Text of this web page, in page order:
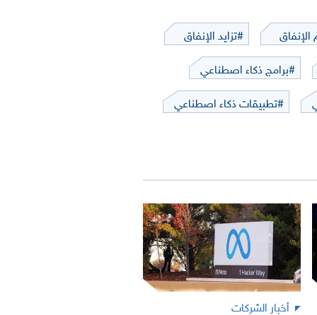
#تزايد الإنفاق
#برامج ذكاء اصطناعي
#تطبيقات ذكاء اصطناعي
أخبار الشركات